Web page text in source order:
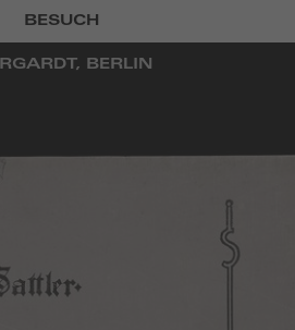
BESUCH
BERLIN